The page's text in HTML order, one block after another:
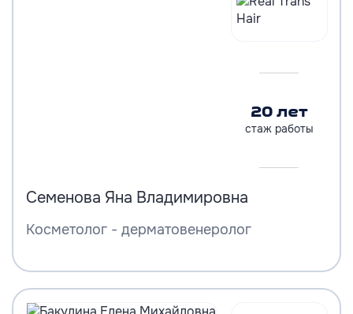
20 лет
стаж работы
Семенова Яна Владимировна
Косметолог - дерматовенеролог